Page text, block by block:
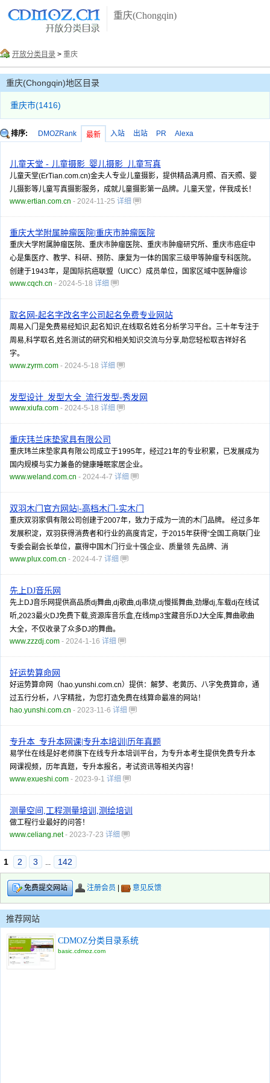
重庆(Chongqin)
开放分类目录 > 重庆
重庆(Chongqin)地区目录
重庆市(1416)
排序: DMOZRank 最新 入站 出站 PR Alexa
儿童天堂 - 儿童摄影_婴儿摄影_儿童写真
儿童天堂(ErTian.com.cn)金夫人专业儿童摄影，提供精品满月照、百天照、婴
儿摄影等儿童写真摄影服务，成就儿童摄影第一品牌。儿童天堂，伴我成长！
www.ertian.com.cn - 2024-11-25 详细
重庆大学附属肿瘤医院|重庆市肿瘤医院
重庆大学附属肿瘤医院、重庆市肿瘤医院、重庆市肿瘤研究所、重庆市癌症中
心是集医疗、教学、科研、预防、康复为一体的国家三级甲等肿瘤专科医院。
创建于1943年，是国际抗癌联盟（UICC）成员单位，国家区域中医肿瘤诊
www.cqch.cn - 2024-5-18 详细
取名网-起名字改名字公司起名免费专业网站
周易入门是免费易经知识,起名知识,在线取名姓名分析学习平台。三十年专注于
周易,科学取名,姓名测试的研究和相关知识交流与分享,助您轻松取吉祥好名
字。
www.zyrm.com - 2024-5-18 详细
发型设计_发型大全_流行发型-秀发网
www.xiufa.com - 2024-5-18 详细
重庆玮兰床垫家具有限公司
重庆玮兰床垫家具有限公司成立于1995年，经过21年的专业积累，已发展成为
国内规模与实力兼备的健康睡眠家居企业。
www.weland.com.cn - 2024-4-7 详细
双羽木门官方网站|-高档木门-实木门
重庆双羽家俱有限公司创建于2007年，致力于成为一流的木门品牌。 经过多年
发展积淀，双羽获得消费者和行业的高度肯定，于2015年获得“全国工商联门业
专委会副会长单位，赢得中国木门行业十强企业、质量领 先品牌、消
www.plux.com.cn - 2024-4-7 详细
先上DJ音乐网
先上DJ音乐网提供高品质dj舞曲,dj歌曲,dj串烧,dj慢摇舞曲,劲爆dj,车载dj在线试
听,2023最火DJ免费下载,资源库音乐盒,在线mp3宝藏音乐DJ大全库,舞曲歌曲
大全，不仅收录了众多DJ的舞曲。
www.zzzdj.com - 2024-1-16 详细
好运势算命网
好运势算命网（hao.yunshi.com.cn）提供：解梦、老黄历、八字免费算命，通
过五行分析，八字精批，为您打造免费在线算命最准的网站！
hao.yunshi.com.cn - 2023-11-6 详细
专升本_专升本网课|专升本培训|历年真题
易学仕在线是好老师旗下在线专升本培训平台，为专升本考生提供免费专升本
网课视频，历年真题，专升本报名，考试资讯等相关内容！
www.exueshi.com - 2023-9-1 详细
测量空间,工程测量培训,测绘培训
做工程行业最好的问答！
www.celiang.net- 2023-7-23 详细
1 2 3 ... 142
免费提交网站 注册会员 意见反馈
推荐网站
CDMOZ分类目录系统
basic.cdmoz.com